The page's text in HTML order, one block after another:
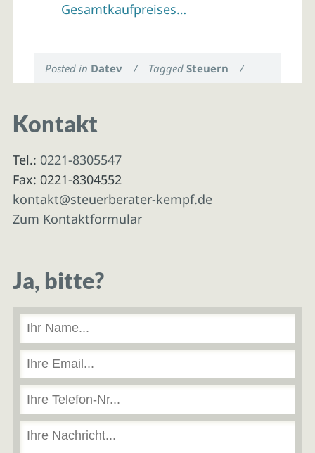
Gesamtkaufpreises…
Posted in Datev / TaggedSteuern /
Kontakt
Tel.: 0221-8305547
Fax: 0221-8304552
kontakt@steuerberater-kempf.de
Zum Kontaktformular
Ja, bitte?